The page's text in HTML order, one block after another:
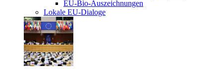
EU-Bio-Auszeichnungen
Lokale EU-Dialoge